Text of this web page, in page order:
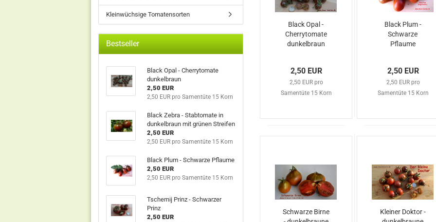
Black Opal -
Cherrytomate
dunkelbraun
2,50 EUR
2,50 EUR pro
Samentüte 15 Korn
Black Plum -
Schwarze
Pflaume
2,50 EUR
2,50 EUR pro
Samentüte 15 Korn
Schwarze Birne
Kleiner Doktor -
Kleinwüchsige Tomatensorten
Bestseller
Black Opal - Cherrytomate
dunkelbraun
2,50 EUR
2,50 EUR pro Samentüte 15 Korn
Black Zebra - Stabtomate in
dunkelbraun mit grünen Streifen
2,50 EUR
2,50 EUR pro Samentüte 15 Korn
Black Plum - Schwarze Pflaume
2,50 EUR
2,50 EUR pro Samentüte 15 Korn
Tschernij Prinz - Schwarzer
Prinz
2,50 EUR